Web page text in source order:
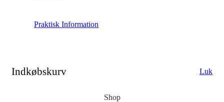
Praktisk Information
Indkøbskurv Luk
Shop